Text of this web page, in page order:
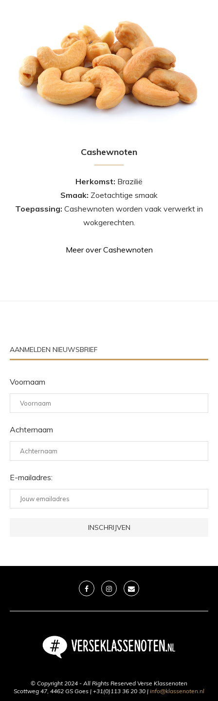
Cashewnoten
Herkomst: Brazilië
Smaak: Zoetachtige smaak
Toepassing: Cashewnoten worden vaak verwerkt in
wokgerechten.
Meer over Cashewnoten
AANMELDEN NIEUWSBRIEF
Voornaam
Achternaam
E-mailadres:
© Copyright 2024 - All Rights Reserved Verse Klassenoten
Scottweg 47, 4462 GS Goes | +31(0)113 36 20 30 | info@klassenoten.nl